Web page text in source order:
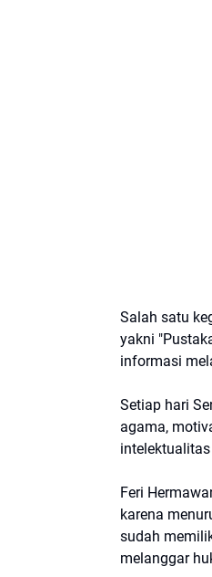
Salah satu
yakni
informasi
Setiap hari
agama,
Feri
karena
sudah
melanggar